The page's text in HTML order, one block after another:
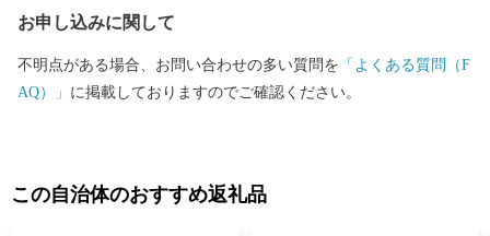
お申し込みに関して
不明点がある場合、お問い合わせの多い質問を 「よくある質問（F
AQ）」 に掲載しておりますのでご確認ください。
この自治体のおすすめ返礼品